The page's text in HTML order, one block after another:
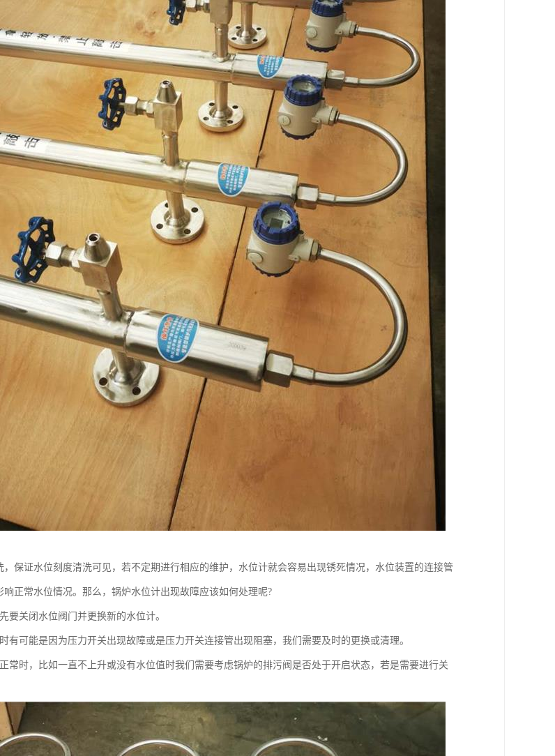
保证水位刻度清洗可见，若不定期进行相应的维护，水位计就会容易出现锈死情况，水位装置的连接管
正常水位情况。那么，锅炉水位计出现故障应该如何处理呢?
要关闭水位阀门并更换新的水位计。
有可能是因为压力开关出现故障或是压力开关连接管出现阻塞，我们需要及时的更换或清理。
常时，比如一直不上升或没有水位值时我们需要考虑锅炉的排污阀是否处于开启状态，若是需要进行关